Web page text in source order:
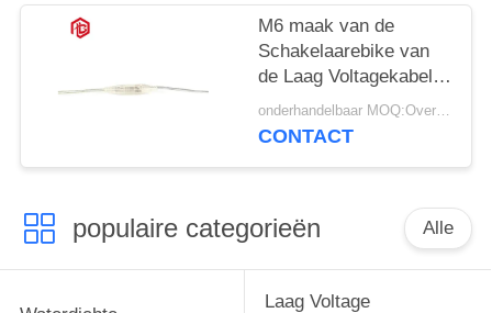
M6 maak van de
Schakelaarebike van
de Laag Voltagekabel
de Elektroschakelaars
waterdicht
onderhandelbaar MOQ:Overeen te komen
CONTACT
populaire categorieën Alle
Laag Voltage